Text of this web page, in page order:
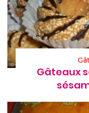
Gâteaux